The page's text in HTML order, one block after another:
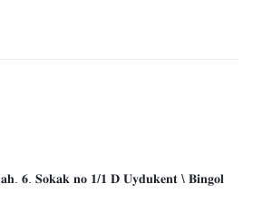
𝟔. 𝐒𝐨𝐤𝐚𝐤 𝐧𝐨 𝟏/𝟏 𝐃 𝐔𝐲𝐝𝐮𝐤𝐞𝐧𝐭 \ 𝐁𝐢𝐧𝐠𝐨𝐥